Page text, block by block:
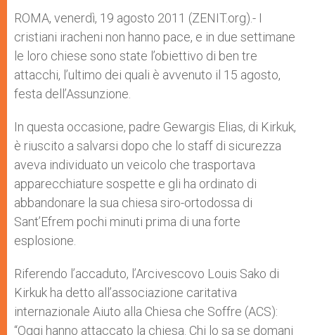
p
p
g
e
r
o
k
r
ROMA, venerdì, 19 agosto 2011 (ZENIT.org).- I
cristiani iracheni non hanno pace, e in due settimane
le loro chiese sono state l’obiettivo di ben tre
attacchi, l’ultimo dei quali è avvenuto il 15 agosto,
festa dell’Assunzione.
In questa occasione, padre Gewargis Elias, di Kirkuk,
è riuscito a salvarsi dopo che lo staff di sicurezza
aveva individuato un veicolo che trasportava
apparecchiature sospette e gli ha ordinato di
abbandonare la sua chiesa siro-ortodossa di
Sant’Efrem pochi minuti prima di una forte
esplosione.
Riferendo l’accaduto, l’Arcivescovo Louis Sako di
Kirkuk ha detto all’associazione caritativa
internazionale Aiuto alla Chiesa che Soffre (ACS):
“Oggi hanno attaccato la chiesa. Chi lo sa se domani